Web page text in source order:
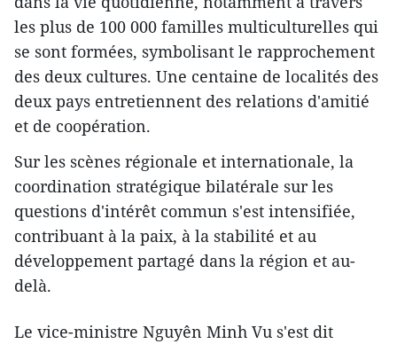
les plus de 100 000 familles multiculturelles qui
se sont formées, symbolisant le rapprochement
des deux cultures. Une centaine de localités des
deux pays entretiennent des relations d'amitié
et de coopération.
Sur les scènes régionale et internationale, la
coordination stratégique bilatérale sur les
questions d'intérêt commun s'est intensifiée,
contribuant à la paix, à la stabilité et au
développement partagé dans la région et au-
delà.
Le vice-ministre Nguyên Minh Vu s'est dit